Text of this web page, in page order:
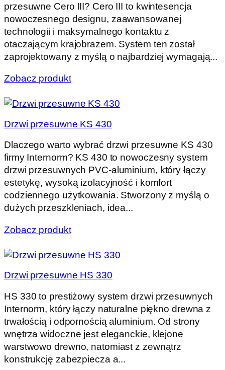
przesuwne Cero III? Cero III to kwintesencja
nowoczesnego designu, zaawansowanej
technologii i maksymalnego kontaktu z
otaczającym krajobrazem. System ten został
zaprojektowany z myślą o najbardziej wymagają...
Zobacz produkt
Drzwi przesuwne KS 430
Dlaczego warto wybrać drzwi przesuwne KS 430
firmy Internorm? KS 430 to nowoczesny system
drzwi przesuwnych PVC-aluminium, który łączy
estetykę, wysoką izolacyjność i komfort
codziennego użytkowania. Stworzony z myślą o
dużych przeszkleniach, idea...
Zobacz produkt
Drzwi przesuwne HS 330
HS 330 to prestiżowy system drzwi przesuwnych
Internorm, który łączy naturalne piękno drewna z
trwałością i odpornością aluminium. Od strony
wnętrza widoczne jest eleganckie, klejone
warstwowo drewno, natomiast z zewnątrz
konstrukcję zabezpiecza a...